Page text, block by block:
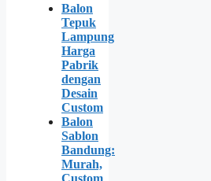
Balon
Tepuk
Lampung
Harga
Pabrik
dengan
Desain
Custom
Balon
Sablon
Bandung:
Murah,
Custom